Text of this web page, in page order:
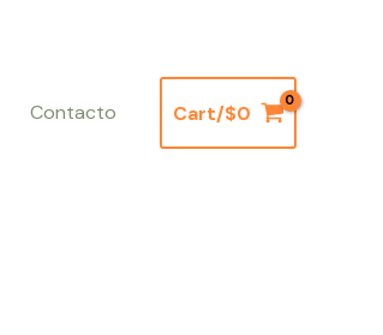
Contacto Cart/$0